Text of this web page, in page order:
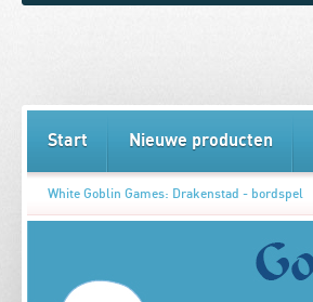
Start Nieuwe producten
White Goblin Games: Drakenstad - bordspel